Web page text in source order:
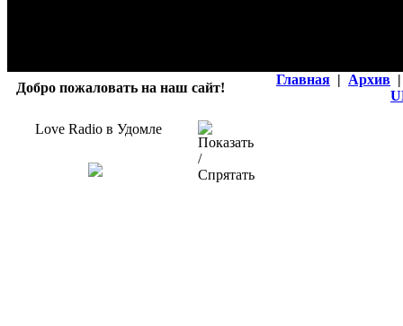
Добро пожаловать на наш сайт!
Главная | Архив |
Love Radio в Удомле